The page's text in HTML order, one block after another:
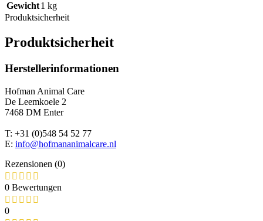
Gewicht1 kg
Produktsicherheit
Produktsicherheit
Herstellerinformationen
Hofman Animal Care
De Leemkoele 2
7468 DM Enter
T: +31 (0)548 54 52 77
E: info@hofmananimalcare.nl
Rezensionen (0)
0 Bewertungen
0